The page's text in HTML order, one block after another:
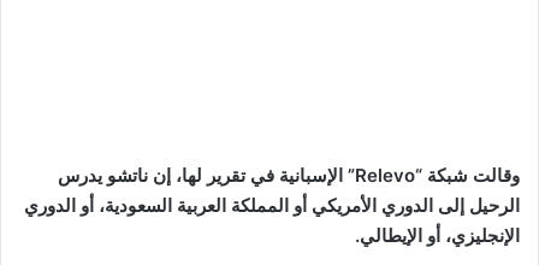
وقالت شبكة “Relevo” الإسبانية في تقرير لها، إن ناتشو يدرس
الرحيل إلى الدوري الأمريكي أو المملكة العربية السعودية، أو الدوري
الإنجليزي، أو الإيطالي.